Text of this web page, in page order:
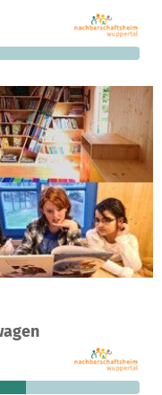
27.215 €
fehlen noch
6.736 €
fehlen noch